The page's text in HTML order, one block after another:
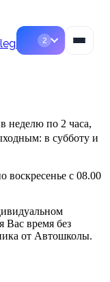
2
неделю по 2 часа,
в субботу и
воскресенье с 08.00
Вас время без
от Автошколы.